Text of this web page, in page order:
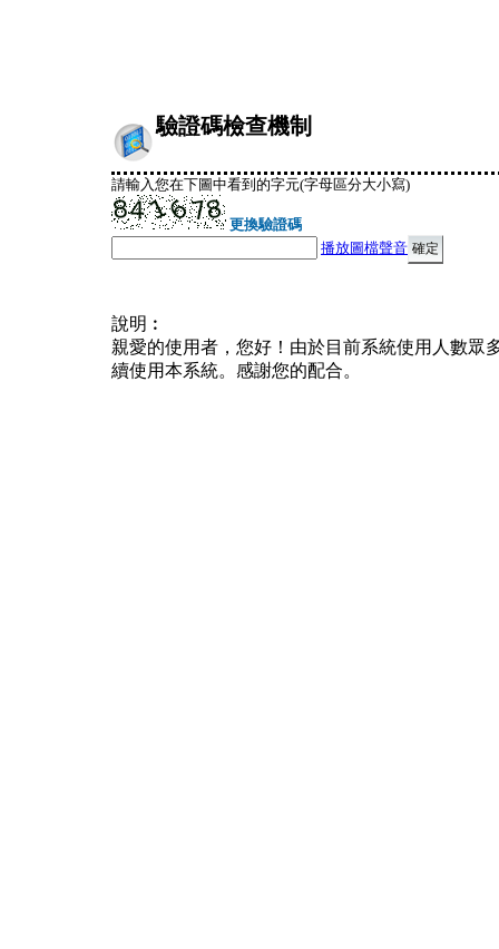
驗證碼檢查機制
請輸入您在下圖中看到的字元(字母區分大小寫)
更換驗證碼
播放圖檔聲音
說明︰
親愛的使用者，您好！由於目前系統使用人數眾
續使用本系統。感謝您的配合。